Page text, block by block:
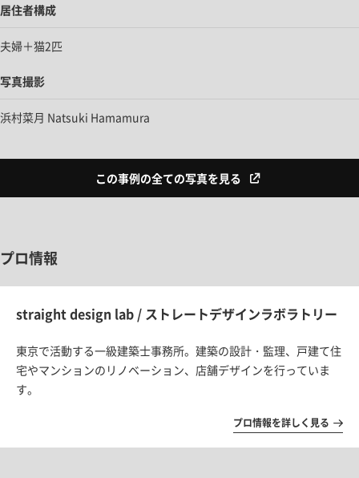
居住者構成
夫婦＋猫2匹
写真撮影
浜村菜月 Natsuki Hamamura
この事例の全ての写真を見る
プロ情報
straight design lab / ストレートデザインラボラトリー
東京で活動する一級建築士事務所。建築の設計・監理、戸建て住
宅やマンションのリノベーション、店舗デザインを行っていま
す。
プロ情報を詳しく見る